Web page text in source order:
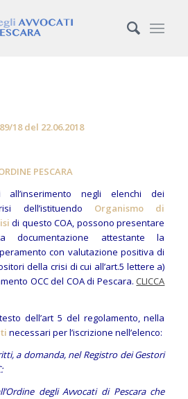
18 del 22.06.2018
PESCARA
all’inserimento negli elenchi dei
dell’istituendo Organismo di
di questo COA, possono presentare
documentazione attestante la
con valutazione positiva di
della crisi di cui all’art.5 lettere a)
OCC del COA di Pescara. CLICCA
dell’art 5 del regolamento, nella
necessari per l’iscrizione nell’elenco:
a domanda, nel Registro dei Gestori
degli Avvocati di Pescara che